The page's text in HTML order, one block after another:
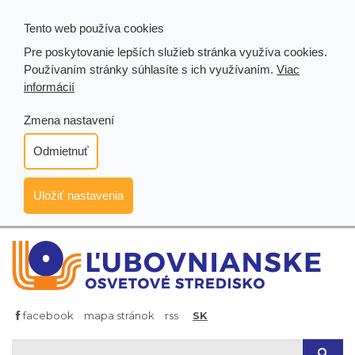
Tento web používa cookies
Pre poskytovanie lepších služieb stránka využíva cookies.
Používaním stránky súhlasíte s ich využívaním. Viac
informácií
Zmena nastavení
Odmietnuť
Uložiť nastavenia
facebook mapa stránok rss SK